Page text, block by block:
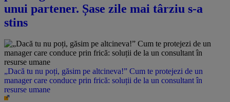
unui partener. Șase zile mai târziu s-a
stins
„Dacă tu nu poți, găsim pe altcineva!” Cum te protejezi de un
manager care conduce prin frică: soluții de la un consultant în
resurse umane